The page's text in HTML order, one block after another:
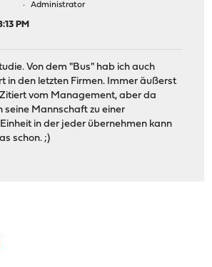
Administrator
PM
Von dem "Bus" hab ich auch
in den letzten Firmen. Immer äußerst
vom Management, aber da
seine Mannschaft zu einer
in der jeder übernehmen kann
schon. ;)